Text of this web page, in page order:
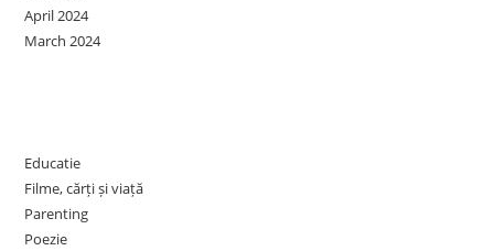
April 2024
March 2024
Educatie
Filme, cărți și viață
Parenting
Poezie